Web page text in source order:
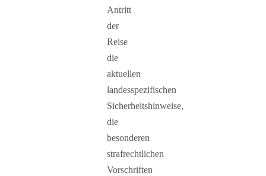
Antritt
der
Reise
die
aktuellen
landesspezifischen
Sicherheitshinweise,
die
besonderen
strafrechtlichen
Vorschriften